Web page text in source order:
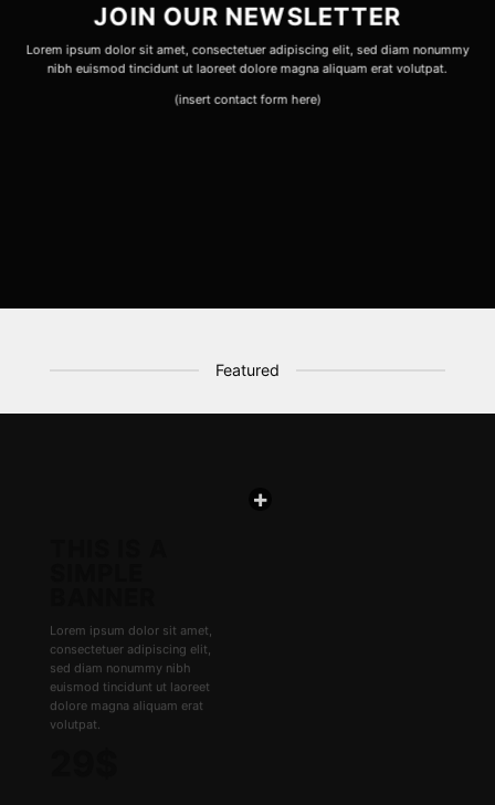
JOIN OUR NEWSLETTER
Lorem ipsum dolor sit amet, consectetuer adipiscing elit, sed diam nonummy
nibh euismod tincidunt ut laoreet dolore magna aliquam erat volutpat.
(insert contact form here)
Featured
Lorem ipsum dolor sit amet,
consectetuer adipiscing elit,
sed diam nonummy nibh
euismod tincidunt ut laoreet
dolore magna aliquam erat
volutpat.